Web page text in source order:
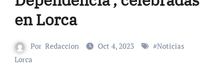
en Lorca
Por Redaccion Oct 4, 2023 #Noticias
Lorca